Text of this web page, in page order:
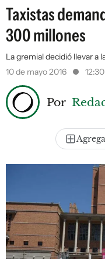
Taxistas
300 millones
La gremial decidió llevar a
10 de mayo 2016
Por